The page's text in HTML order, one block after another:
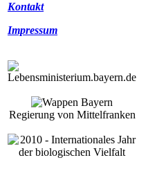
Kontakt
Impressum
Regierung von Mittelfranken